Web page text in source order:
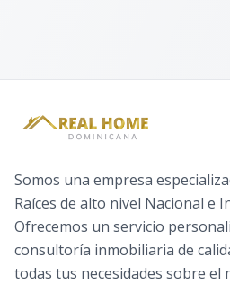
Somos una empresa
Raíces de alto nivel Nacional e
Ofrecemos un servicio
consultoría inmobiliaria de
todas tus necesidades sobre el